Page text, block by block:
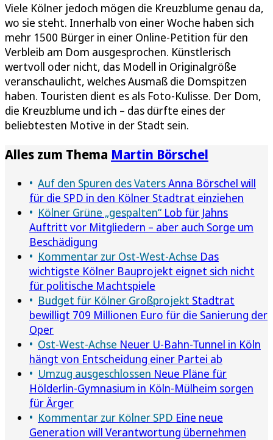
Viele Kölner jedoch mögen die Kreuzblume genau da,
wo sie steht. Innerhalb von einer Woche haben sich
mehr 1500 Bürger in einer Online-Petition für den
Verbleib am Dom ausgesprochen. Künstlerisch
wertvoll oder nicht, das Modell in Originalgröße
veranschaulicht, welches Ausmaß die Domspitzen
haben. Touristen dient es als Foto-Kulisse. Der Dom,
die Kreuzblume und ich – das dürfte eines der
beliebtesten Motive in der Stadt sein.
Alles zum Thema Martin Börschel
Auf den Spuren des VatersAnna Börschel will
für die SPD in den Kölner Stadtrat einziehen
Kölner Grüne „gespalten“ Lob für Jahns
Auftritt vor Mitgliedern – aber auch Sorge um
Beschädigung
Kommentar zur Ost-West-Achse Das
wichtigste Kölner Bauprojekt eignet sich nicht
für politische Machtspiele
Budget für Kölner Großprojekt Stadtrat
bewilligt 709 Millionen Euro für die Sanierung der
Oper
Ost-West-Achse Neuer U-Bahn-Tunnel in Köln
hängt von Entscheidung einer Partei ab
Umzug ausgeschlossen Neue Pläne für
Hölderlin-Gymnasium in Köln-Mülheim sorgen
für Ärger
Kommentar zur Kölner SPD Eine neue
Generation will Verantwortung übernehmen